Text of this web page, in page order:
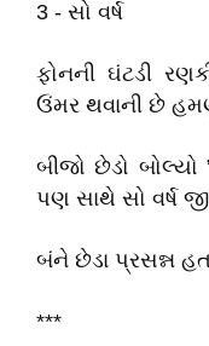
3 - સો વર્ષ
ફોનની ઘંટડી
ઉંમર થવાની છે
બીજો છેડો બોલ્યો
પણ સાથે સો વર્ષ
બંને છેડા પ્રસન્ન
***